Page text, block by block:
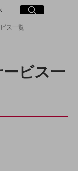
ビス一
Englishサイト内検索
開く
検索する
ス一覧